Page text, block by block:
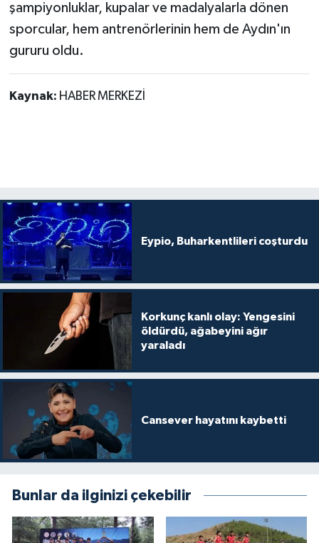
şampiyonluklar, kupalar ve madalyalarla dönen
sporcular, hem antrenörlerinin hem de Aydın'ın
gururu oldu.
Kaynak: HABER MERKEZİ
Eypio, Buharkentlileri coşturdu
Korkunç kanlı olay: Yengesini
öldürdü, ağabeyini ağır
yaraladı
Cansever hayatını kaybetti
Bunlar da ilginizi çekebilir